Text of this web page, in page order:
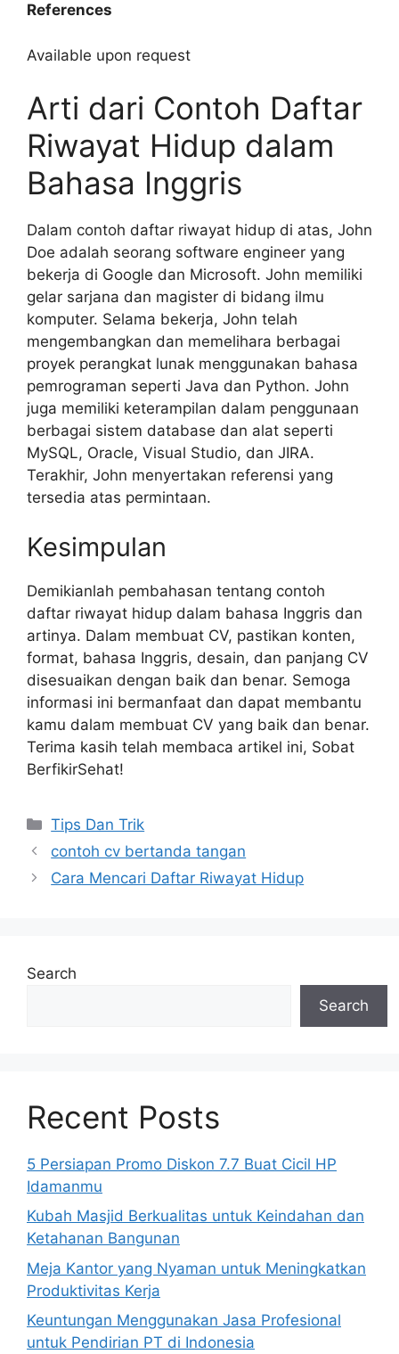
References
Available upon request
Arti dari Contoh Daftar
Riwayat Hidup dalam
Bahasa Inggris
Dalam contoh daftar riwayat hidup di atas, John
Doe adalah seorang software engineer yang
bekerja di Google dan Microsoft. John memiliki
gelar sarjana dan magister di bidang ilmu
komputer. Selama bekerja, John telah
mengembangkan dan memelihara berbagai
proyek perangkat lunak menggunakan bahasa
pemrograman seperti Java dan Python. John
juga memiliki keterampilan dalam penggunaan
berbagai sistem database dan alat seperti
MySQL, Oracle, Visual Studio, dan JIRA.
Terakhir, John menyertakan referensi yang
tersedia atas permintaan.
Kesimpulan
Demikianlah pembahasan tentang contoh
daftar riwayat hidup dalam bahasa Inggris dan
artinya. Dalam membuat CV, pastikan konten,
format, bahasa Inggris, desain, dan panjang CV
disesuaikan dengan baik dan benar. Semoga
informasi ini bermanfaat dan dapat membantu
kamu dalam membuat CV yang baik dan benar.
Terima kasih telah membaca artikel ini, Sobat
BerfikirSehat!
Categories
Tips Dan Trik
contoh cv bertanda tangan
Cara Mencari Daftar Riwayat Hidup
Search
Search
Recent Posts
5 Persiapan Promo Diskon 7.7 Buat Cicil HP
Idamanmu
Kubah Masjid Berkualitas untuk Keindahan dan
Ketahanan Bangunan
Meja Kantor yang Nyaman untuk Meningkatkan
Produktivitas Kerja
Keuntungan Menggunakan Jasa Profesional
untuk Pendirian PT di Indonesia